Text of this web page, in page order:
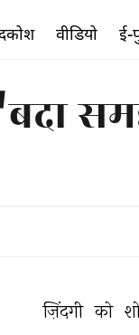
ज़िंदगी को
वीडियो ई-